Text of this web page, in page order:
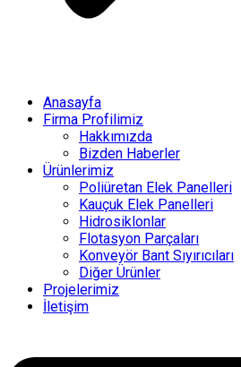
Anasayfa
Firma Profilimiz
Hakkımızda
Bizden Haberler
Ürünlerimiz
Poliüretan Elek Panelleri
Kauçuk Elek Panelleri
Hidrosiklonlar
Flotasyon Parçaları
Konveyör Bant Sıyırıcıları
Diğer Ürünler
Projelerimiz
İletişim